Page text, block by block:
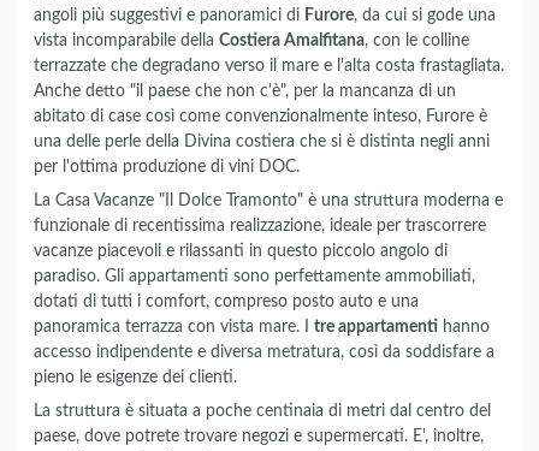
angoli più suggestivi e panoramici di Furore, da cui si gode una
vista incomparabile della Costiera Amalfitana, con le colline
terrazzate che degradano verso il mare e l'alta costa frastagliata.
Anche detto "il paese che non c'è", per la mancanza di un
abitato di case così come convenzionalmente inteso, Furore è
una delle perle della Divina costiera che si è distinta negli anni
per l'ottima produzione di vini DOC.
La Casa Vacanze "Il Dolce Tramonto" è una struttura moderna e
funzionale di recentissima realizzazione, ideale per trascorrere
vacanze piacevoli e rilassanti in questo piccolo angolo di
paradiso. Gli appartamenti sono perfettamente ammobiliati,
dotati di tutti i comfort, compreso posto auto e una
panoramica terrazza con vista mare. I tre appartamenti hanno
accesso indipendente e diversa metratura, così da soddisfare a
pieno le esigenze dei clienti.
La struttura è situata a poche centinaia di metri dal centro del
paese, dove potrete trovare negozi e supermercati. E', inoltre,